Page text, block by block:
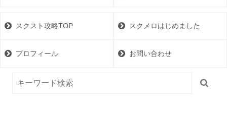
スクスト攻略TOP スクメロはじめました
プロフィール お問い合わせ